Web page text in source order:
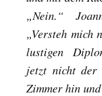
„Nein.“
„Versteh mich
lustigen
jetzt nicht
Zimmer hin